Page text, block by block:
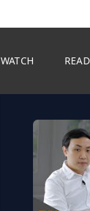
WATCH READ